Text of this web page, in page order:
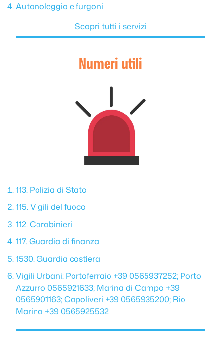
Autonoleggio e furgoni
Scopri tutti i servizi
Numeri utili
113. Polizia di Stato
115. Vigili del fuoco
112. Carabinieri
117. Guardia di finanza
1530. Guardia costiera
Vigili Urbani: Portoferraio +39 0565937252; Porto
Azzurro 0565921633; Marina di Campo +39
0565901163; Capoliveri +39 0565935200; Rio
Marina +39 0565925532